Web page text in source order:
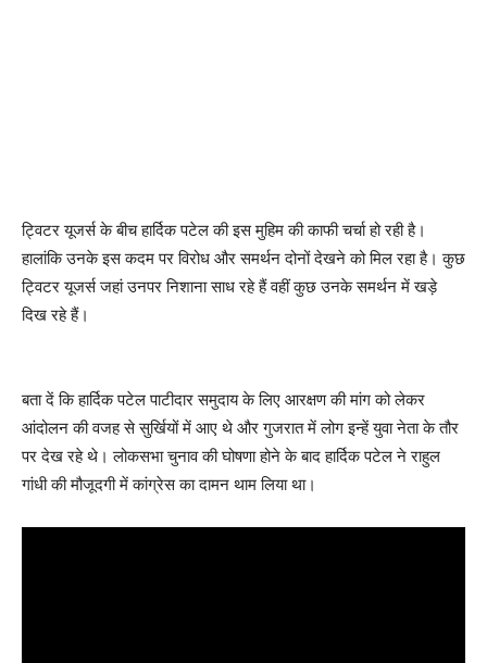
ट्विटर यूजर्स के बीच हार्दिक पटेल की इस मुहिम की काफी चर्चा हो रही है।
हालांकि उनके इस कदम पर विरोध और समर्थन दोनों देखने को मिल रहा है। कुछ
ट्विटर यूजर्स जहां उनपर निशाना साध रहे हैं वहीं कुछ उनके समर्थन में खड़े
दिख रहे हैं।
बता दें कि हार्दिक पटेल पाटीदार समुदाय के लिए आरक्षण की मांग को लेकर
आंदोलन की वजह से सुर्खियों में आए थे और गुजरात में लोग इन्हें युवा नेता के तौर
पर देख रहे थे। लोकसभा चुनाव की घोषणा होने के बाद हार्दिक पटेल ने राहुल
गांधी की मौजूदगी में कांग्रेस का दामन थाम लिया था।